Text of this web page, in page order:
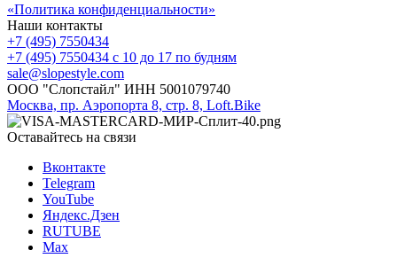
«Политика конфиденциальности»
Наши контакты
+7 (495) 7550434
+7 (495) 7550434 с 10 до 17 по будням
sale@slopestyle.com
ООО "Слопстайл" ИНН 5001079740
Москва, пр. Аэропорта 8, стр. 8, Loft.Bike
Оставайтесь на связи
Вконтакте
Telegram
YouTube
Яндекс.Дзен
RUTUBE
Max